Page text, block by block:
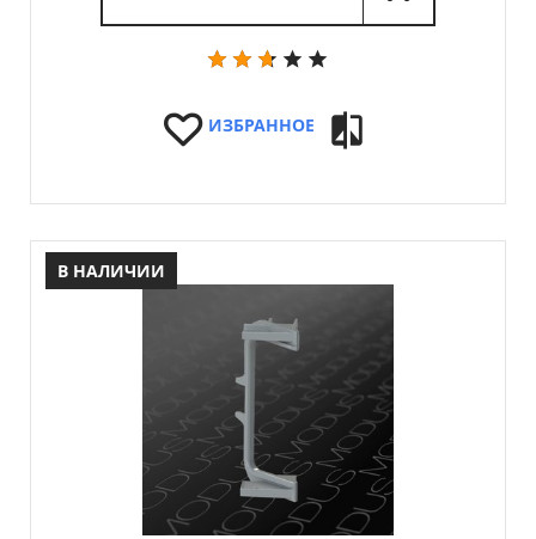
ИЗБРАННОЕ
В НАЛИЧИИ